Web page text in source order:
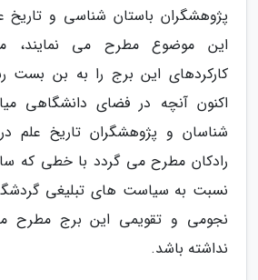
پژوهشگران باستان شناسی و تاریخ
این موضوع مطرح می نمایند،
کارکردهای این برج را به بن
اکنون آنچه در فضای دانشگاهی
شناسان و پژوهشگران تاریخ علم
رادکان مطرح می گردد با خطی که
نسبت به سیاست های تبلیغی
نجومی و تقویمی این برج مطرح
نداشته باشد.